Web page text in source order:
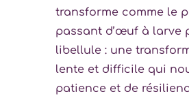
transforme comme le
passant d’œuf à larve
libellule : une
lente et difficile qui
patience et de